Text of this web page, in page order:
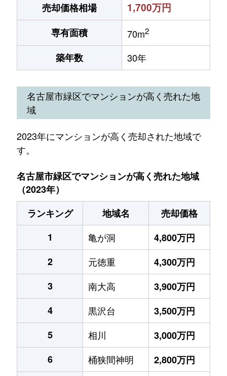
売却価格相場
1,700万円
専有面積 70m2
築年数 30年
名古屋市緑区でマンションが高く売れた地
域
2023年にマンションが高く売却された地域で
す。
名古屋市緑区でマンションが高く売れた地域
（2023年）
ランキング
地域名
売却価格
1
亀が洞
4,800万円
2
元徳重
4,300万円
3
南大高
3,900万円
4
黒沢台
3,500万円
5
相川
3,000万円
6
桶狭間神明
2,800万円